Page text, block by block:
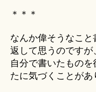
＊＊＊
なんか偉そうなこ
返して思うのですが
自分で書いたもの
たに気づくことがあ